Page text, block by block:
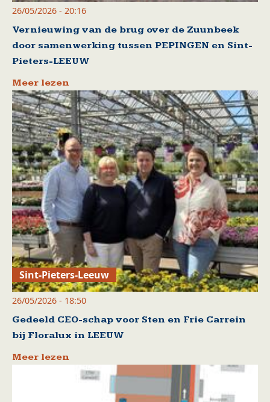
26/05/2026 - 20:16
Vernieuwing van de brug over de Zuunbeek
door samenwerking tussen PEPINGEN en Sint-
Pieters-LEEUW
Meer lezen
Sint-Pieters-Leeuw
26/05/2026 - 18:50
Gedeeld CEO-schap voor Sten en Frie Carrein
bij Floralux in LEEUW
Meer lezen